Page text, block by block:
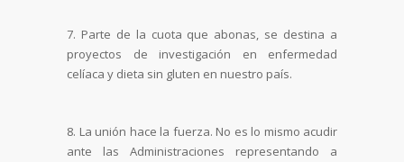
7. Parte de la cuota que abonas, se destina a
proyectos de investigación en enfermedad
celíaca y dieta sin gluten en nuestro país.
8. La unión hace la fuerza. No es lo mismo acudir
ante las Administraciones representando a